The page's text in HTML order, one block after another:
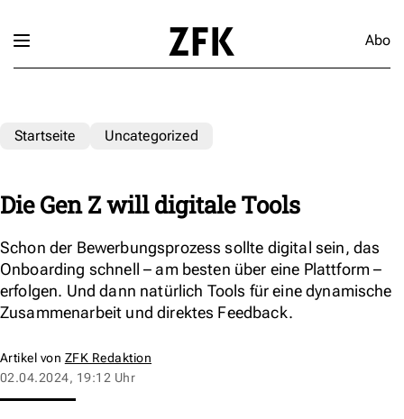
Abo
Startseite Uncategorized
Die Gen Z will digitale Tools
Schon der Bewerbungsprozess sollte digital sein, das
Onboarding schnell – am besten über eine Plattform –
erfolgen. Und dann natürlich Tools für eine dynamische
Zusammenarbeit und direktes Feedback.
Artikel von ZFK Redaktion
02.04.2024, 19:12 Uhr